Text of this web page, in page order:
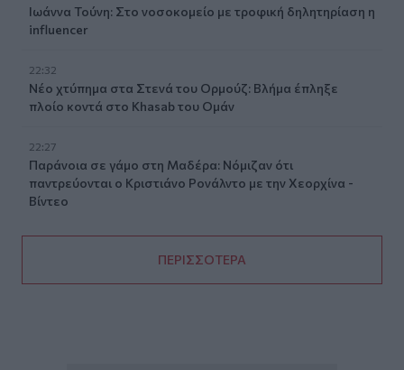
Ιωάννα Τούνη: Στο νοσοκομείο με τροφική δηλητηρίαση η
influencer
22:32
Νέο χτύπημα στα Στενά του Ορμούζ: Βλήμα έπληξε
πλοίο κοντά στο Khasab του Ομάν
22:27
Παράνοια σε γάμο στη Μαδέρα: Νόμιζαν ότι
παντρεύονται ο Κριστιάνο Ρονάλντο με την Χεορχίνα -
Βίντεο
ΠΕΡΙΣΣΟΤΕΡΑ